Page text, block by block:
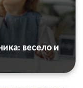
весело и